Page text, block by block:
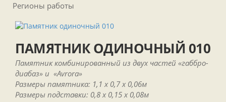
Регионы работы
ПАМЯТНИК ОДИНОЧНЫЙ 010
Памятник комбинированный из двух частей «габбро-
диабаз» и «Avrora»
Размеры памятника: 1,1 х 0,7 х 0,06м
Размеры подставки: 0,8 х 0,15 х 0,08м